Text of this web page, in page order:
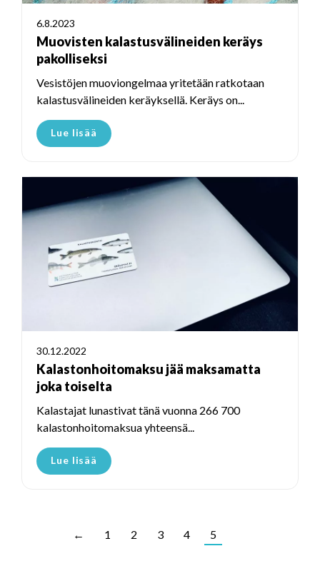
6.8.2023
Muovisten kalastusvälineiden keräys
pakolliseksi
Vesistöjen muoviongelmaa yritetään ratkotaan
kalastusvälineiden keräyksellä. Keräys on...
Lue lisää
30.12.2022
Kalastonhoitomaksu jää maksamatta
joka toiselta
Kalastajat lunastivat tänä vuonna 266 700
kalastonhoitomaksua yhteensä...
Lue lisää
← 1 2 3 4 5